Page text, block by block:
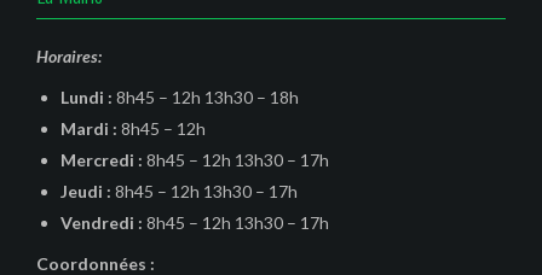
Horaires:
Lundi : 8h45 – 12h 13h30 – 18h
Mardi : 8h45 – 12h
Mercredi : 8h45 – 12h 13h30 – 17h
Jeudi : 8h45 – 12h 13h30 – 17h
Vendredi : 8h45 – 12h 13h30 – 17h
Coordonnées :